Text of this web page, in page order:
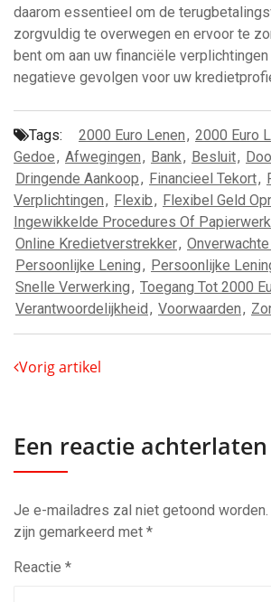
daarom essentieel om de
zorgvuldig te overwegen en ervoor te
bent om aan uw financiële
negatieve gevolgen voor uw
Tags: 2000 Euro Lenen, 2000 Euro
Gedoe, Afwegingen, Bank, Besluit,
Dringende Aankoop, Financieel Tekort,
Verplichtingen, Flexib, Flexibel Geld
Ingewikkelde Procedures Of Papierwerk
Online Kredietverstrekker,
Persoonlijke Lening, Persoonlijke
Snelle Verwerking, Toegang Tot 2000
Verantwoordelijkheid, Voorwaarden,
Vorig artikel
Een reactie achterlaten
Je e-mailadres zal niet getoond worden.
zijn gemarkeerd met *
Reactie *